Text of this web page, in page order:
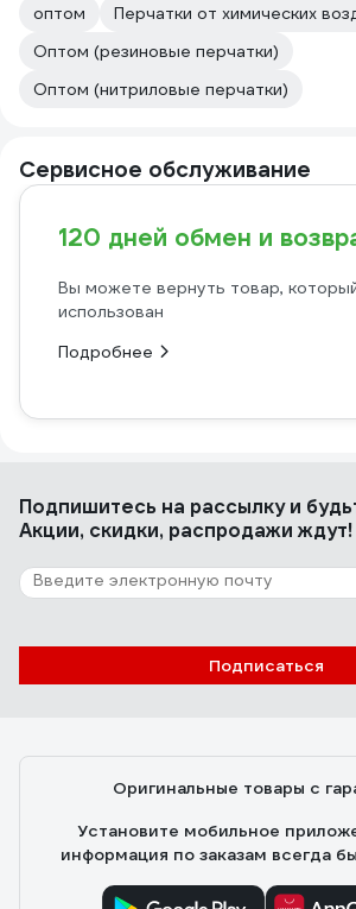
оптом
Перчатки от химических
Оптом (резиновые перчатки)
Оптом (нитриловые перчатки)
Сервисное обслуживание
120 дней обмен и
Вы можете вернуть товар,
использован
Подробнее
Подпишитесь на рассылкуи
Акции, скидки, распродажи ждут!
Подписаться
Оригинальные товары с
Установите мобильное
информация по заказам всегда